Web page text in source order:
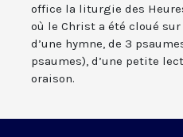
office la liturgie des
où le Christ a été cloué
d’une hymne, de 3
psaumes), d’une petite
oraison.